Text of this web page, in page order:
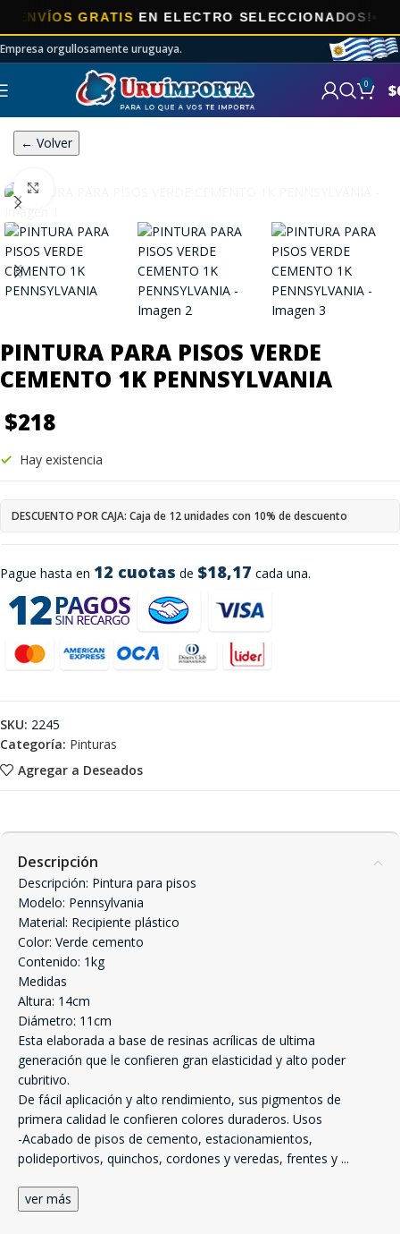
GRATISEN ELECTRO SELECCIONADOS!
Empresa orgullosamente uruguaya.
0 $
← Volver
PINTURA PARA PISOS VERDE
CEMENTO 1K PENNSYLVANIA
$218
Pague hasta en 12 cuotas de $18,17 cada una.
Hay existencia
DESCUENTO POR CAJA: Caja de 12 unidades con 10% de descuento
Agregar a Deseados
SKU: 2245
Categoría: Pinturas
Descripción
Descripción: Pintura para pisos
Modelo: Pennsylvania
Material: Recipiente plástico
Color: Verde cemento
Contenido: 1kg
Medidas
Altura: 14cm
Diámetro: 11cm
Esta elaborada a base de resinas acrílicas de ultima
generación que le confieren gran elasticidad y alto poder
cubritivo.
De fácil aplicación y alto rendimiento, sus pigmentos de
primera calidad le confieren colores duraderos. Usos
-Acabado de pisos de cemento, estacionamientos,
polideportivos, quinchos, cordones y veredas, frentes y ...
ver más